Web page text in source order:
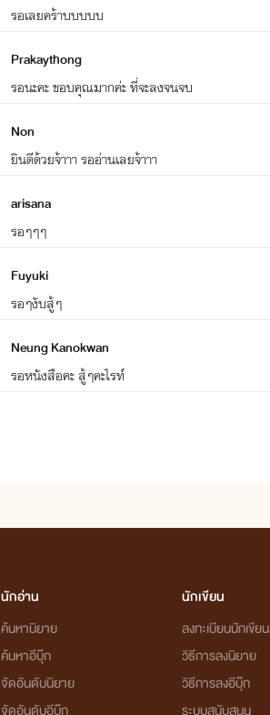
รอเลยคร้าบบบบบ
Prakaythong
รอนะคะ ขอบคุณมากค่ะ ที่จะลงจนจบ
Non
ยินดีด้วยจ้าาา รออ่านเลยจ้าาา
arisana
รอๆๆๆ
Fuyuki
รอๆงับสู้ๆ
Neung Kanokwan
รอหนังสือคะ สู้ๆคะไรท์
นักอ่าน
ค้นหานิยาย
ค้นหาอีบุ๊ก
จัดอันดับนิยาย
นักเขียน
ลงทะเบียนนักเขียน
วิธีการลงนิยาย
วิธีการลงอีบุ๊ก